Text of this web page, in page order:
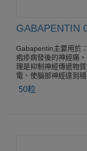
GABAPENTIN
Gabapentin主要用於
疱疹病發後的神經痛
理是抑制神經傳遞物
電、使腦部神經達到穩
50粒